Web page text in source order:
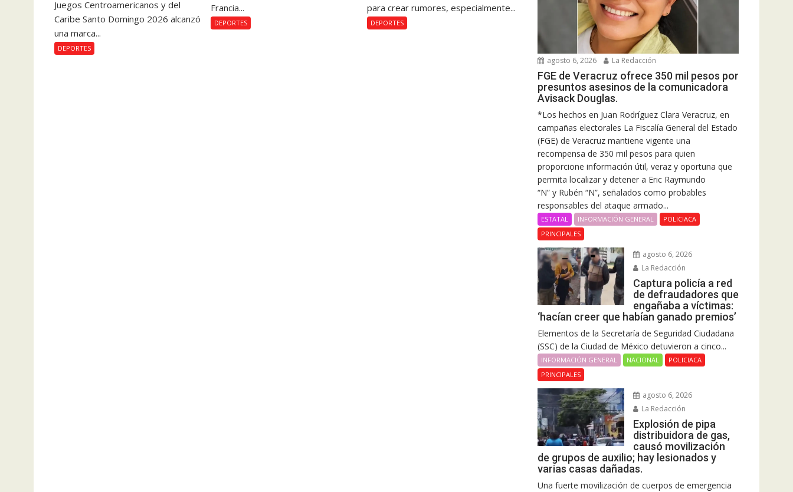
Juegos Centroamericanos y del
Caribe Santo Domingo 2026 alcanzó
una marca...
DEPORTES
Francia...
DEPORTES
para crear rumores, especialmente...
DEPORTES
agosto 6, 2026 La Redacción
FGE de Veracruz ofrece 350 mil pesos por
presuntos asesinos de la comunicadora
Avisack Douglas.
*Los hechos en Juan Rodríguez Clara Veracruz, en
campañas electorales La Fiscalía General del Estado
(FGE) de Veracruz mantiene vigente una
recompensa de 350 mil pesos para quien
proporcione información útil, veraz y oportuna que
permita localizar y detener a Eric Raymundo
“N” y Rubén “N”, señalados como probables
responsables del ataque armado...
ESTATAL INFORMACIÓN GENERAL
POLICIACA
PRINCIPALES
agosto 6, 2026
La Redacción
Captura policía a red
de defraudadores que
engañaba a víctimas:
‘hacían creer que habían ganado premios’
Elementos de la Secretaría de Seguridad Ciudadana
(SSC) de la Ciudad de México detuvieron a cinco...
INFORMACIÓN GENERAL NACIONAL
POLICIACA
PRINCIPALES
agosto 6, 2026
La Redacción
Explosión de pipa
distribuidora de gas,
causó movilización
de grupos de auxilio; hay lesionados y
varias casas dañadas.
Una fuerte movilización de cuerpos de emergencia